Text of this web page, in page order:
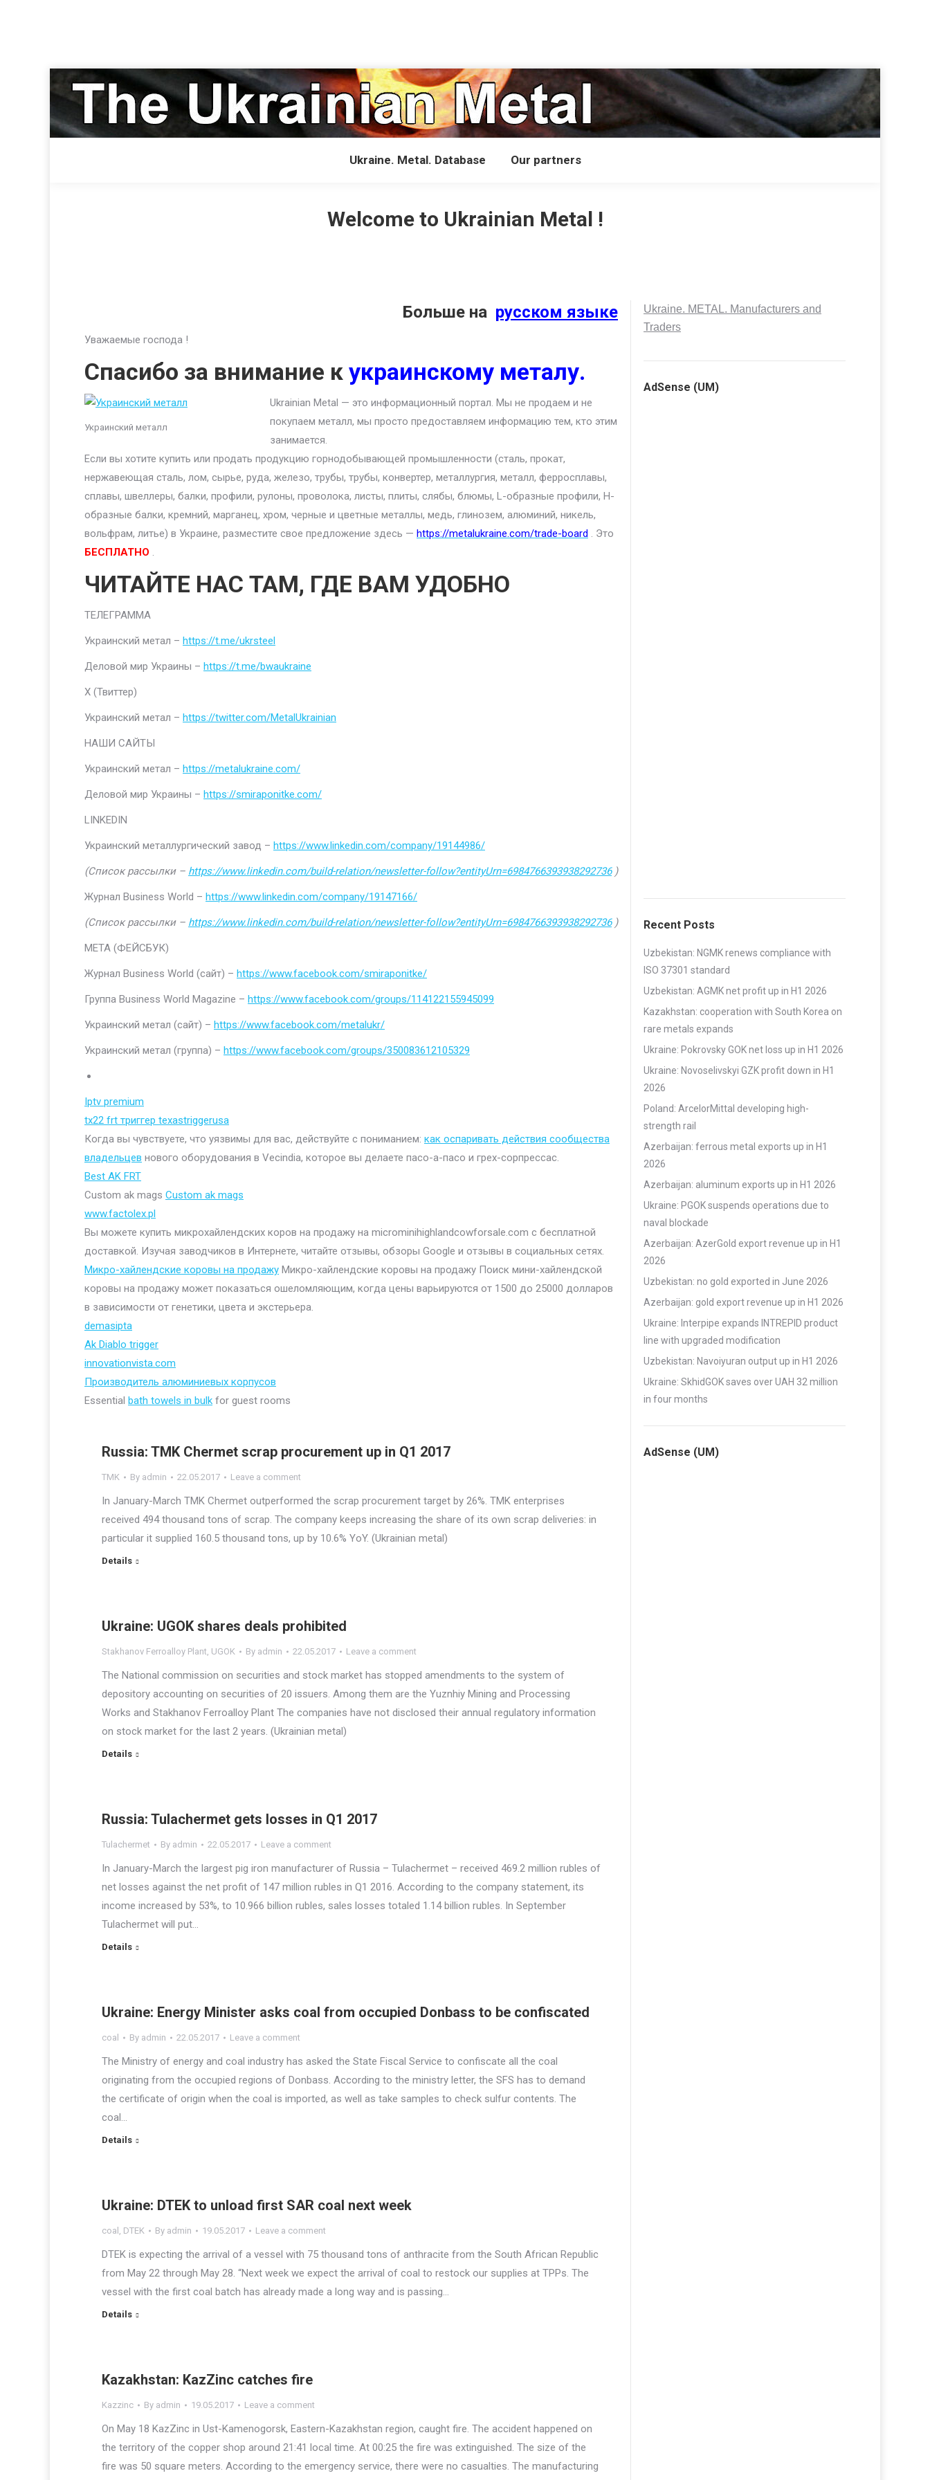
Ukraine. Metal. Database Our partners
Welcome to Ukrainian Metal !
Больше на русском языке
Уважаемые господа !
Спасибо за внимание к украинскому металу.
Украинский металл
Ukrainian Metal — это информационный портал. Мы не продаем и не
покупаем металл, мы просто предоставляем информацию тем, кто этим
занимается.
Если вы хотите купить или продать продукцию горнодобывающей промышленности (сталь, прокат,
нержавеющая сталь, лом, сырье, руда, железо, трубы, трубы, конвертер, металлургия, металл, ферросплавы,
сплавы, швеллеры, балки, профили, рулоны, проволока, листы, плиты, слябы, блюмы, L-образные профили, H-
образные балки, кремний, марганец, хром, черные и цветные металлы, медь, глинозем, алюминий, никель,
вольфрам, литье) в Украине, разместите свое предложение здесь — https://metalukraine.com/trade-board . Это
БЕСПЛАТНО .
ЧИТАЙТЕ НАС ТАМ, ГДЕ ВАМ УДОБНО
ТЕЛЕГРАММА
Украинский метал – https://t.me/ukrsteel
Деловой мир Украины – https://t.me/bwaukraine
Х (Твиттер)
Украинский метал – https://twitter.com/MetalUkrainian
НАШИ САЙТЫ
Украинский метал – https://metalukraine.com/
Деловой мир Украины – https://smiraponitke.com/
LINKEDIN
Украинский металлургический завод – https://www.linkedin.com/company/19144986/
(Список рассылки – https://www.linkedin.com/build-relation/newsletter-follow?entityUrn=6984766393938292736)
Журнал Business World – https://www.linkedin.com/company/19147166/
(Список рассылки – https://www.linkedin.com/build-relation/newsletter-follow?entityUrn=6984766393938292736)
МЕТА (ФЕЙСБУК)
Журнал Business World (сайт) – https://www.facebook.com/smiraponitke/
Группа Business World Magazine – https://www.facebook.com/groups/114122155945099
Украинский метал (сайт) – https://www.facebook.com/metalukr/
Украинский метал (группа) – https://www.facebook.com/groups/350083612105329
Iptv premium
tx22 frt триггер texastriggerusa
Когда вы чувствуете, что уязвимы для вас, действуйте с пониманием: как оспаривать действия сообщества
владельцев нового оборудования в Vecindia, которое вы делаете пасо-а-пасо и грех-сорпрессас.
Best AK FRT
Custom ak mags Custom ak mags
www.factolex.pl
Вы можете купить микрохайлендских коров на продажу на microminihighlandcowforsale.com с бесплатной
доставкой. Изучая заводчиков в Интернете, читайте отзывы, обзоры Google и отзывы в социальных сетях.
Микро-хайлендские коровы на продажу Микро-хайлендские коровы на продажу Поиск мини-хайлендской
коровы на продажу может показаться ошеломляющим, когда цены варьируются от 1500 до 25000 долларов
в зависимости от генетики, цвета и экстерьера.
demasipta
Ak Diablo trigger
innovationvista.com
Производитель алюминиевых корпусов
Essential bath towels in bulk for guest rooms
Russia: TMK Chermet scrap procurement up in Q1 2017
TMK By admin 22.05.2017 Leave a comment
In January-March TMK Chermet outperformed the scrap procurement target by 26%. TMK enterprises
received 494 thousand tons of scrap. The company keeps increasing the share of its own scrap deliveries: in
particular it supplied 160.5 thousand tons, up by 10.6% YoY. (Ukrainian metal)
Details
Ukraine: UGOK shares deals prohibited
Stakhanov Ferroalloy Plant, UGOK By admin 22.05.2017 Leave a comment
The National commission on securities and stock market has stopped amendments to the system of
depository accounting on securities of 20 issuers. Among them are the Yuznhiy Mining and Processing
Works and Stakhanov Ferroalloy Plant The companies have not disclosed their annual regulatory information
on stock market for the last 2 years. (Ukrainian metal)
Details
Russia: Tulachermet gets losses in Q1 2017
Tulachermet By admin 22.05.2017 Leave a comment
In January-March the largest pig iron manufacturer of Russia – Tulachermet – received 469.2 million rubles of
net losses against the net profit of 147 million rubles in Q1 2016. According to the company statement, its
income increased by 53%, to 10.966 billion rubles, sales losses totaled 1.14 billion rubles. In September
Tulachermet will put…
Details
Ukraine: Energy Minister asks coal from occupied Donbass to be confiscated
coal By admin 22.05.2017 Leave a comment
The Ministry of energy and coal industry has asked the State Fiscal Service to confiscate all the coal
originating from the occupied regions of Donbass. According to the ministry letter, the SFS has to demand
the certificate of origin when the coal is imported, as well as take samples to check sulfur contents. The
coal…
Details
Ukraine: DTEK to unload first SAR coal next week
coal , DTEK By admin 19.05.2017 Leave a comment
DTEK is expecting the arrival of a vessel with 75 thousand tons of anthracite from the South African Republic
from May 22 through May 28. “Next week we expect the arrival of coal to restock our supplies at TPPs. The
vessel with the first coal batch has already made a long way and is passing…
Details
Kazakhstan: KazZinc catches fire
Kazzinc By admin 19.05.2017 Leave a comment
On May 18 KazZinc in Ust-Kamenogorsk, Eastern-Kazakhstan region, caught fire. The accident happened on
the territory of the copper shop around 21:41 local time. At 00:25 the fire was extinguished. The size of the
fire was 50 square meters. According to the emergency service, there were no casualties. The manufacturing
Ukraine. METAL. Manufacturers and
Traders
AdSense (UM)
Recent Posts
Uzbekistan: NGMK renews compliance with
ISO 37301 standard
Uzbekistan: AGMK net profit up in H1 2026
Kazakhstan: cooperation with South Korea on
rare metals expands
Ukraine: Pokrovsky GOK net loss up in H1 2026
Ukraine: Novoselivskyi GZK profit down in H1
2026
Poland: ArcelorMittal developing high-
strength rail
Azerbaijan: ferrous metal exports up in H1
2026
Azerbaijan: aluminum exports up in H1 2026
Ukraine: PGOK suspends operations due to
naval blockade
Azerbaijan: AzerGold export revenue up in H1
2026
Uzbekistan: no gold exported in June 2026
Azerbaijan: gold export revenue up in H1 2026
Ukraine: Interpipe expands INTREPID product
line with upgraded modification
Uzbekistan: Navoiyuran output up in H1 2026
Ukraine: SkhidGOK saves over UAH 32 million
in four months
AdSense (UM)